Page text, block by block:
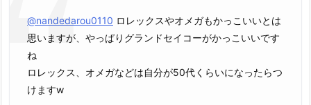
@nandedarou0110 ロレックスやオメガもかっこいいとは
思いますが、やっぱりグランドセイコーがかっこいいです
ね
ロレックス、オメガなどは自分が50代くらいになったらつ
けますw